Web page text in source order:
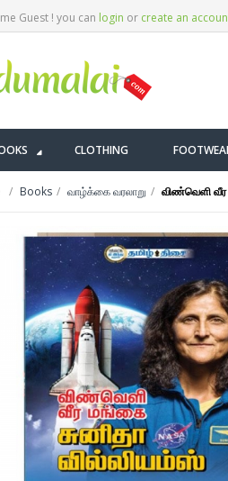
Guest ! you can login or create an
CLOTHING
Books வாழ்க்கை வரலாறு விண்வெளி வீர